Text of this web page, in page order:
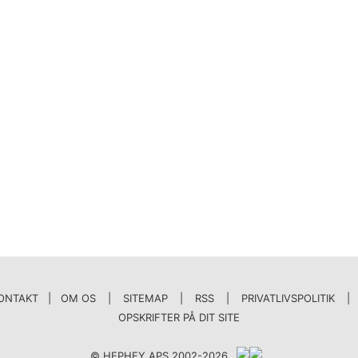
| OM OS SITEMAP RSS PRIVATLIVSPOLITIK
OPSKRIFTER PÅ DIT SITE